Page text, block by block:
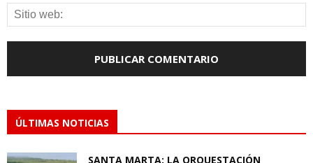
ÚLTIMAS NOTICIAS
SANTA MARTA: LA ORQUESTACIÓN